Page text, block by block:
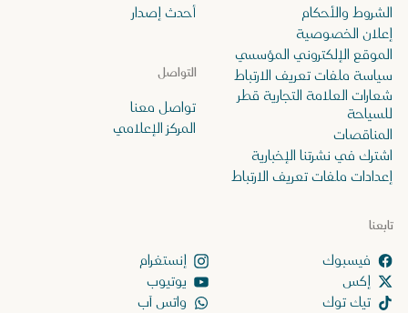
أحدث إصدار
تابعنا
إنستغرام
إكس
يوتيوب
تيك توك
واتس آب
التواصل
تواصل معنا
المركز الإعلامي
الشروط والأحكام
إعلان الخصوصية
الموقع الإلكتروني المؤسسي
سياسة ملفات تعريف الارتباط
شعارات العلامة التجارية قطر
للسياحة
المناقصات
اشترك في نشرتنا الإخبارية
إعدادات ملفات تعريف الارتباط